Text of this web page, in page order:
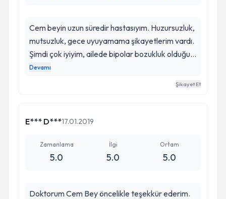
artıları cem beye borçluyum ne kadar teşekkür
etsem az umarım bu kötü dönemi geçiren diğer
hastalarında cem yalçın gibi bir doktorla
tanışabilme imkanı bulurlar.
Cem beyin uzun süredir hastasıyım. Huzursuzluk,
mutsuzluk, gece uyuyamama şikayetlerim vardı.
Şimdi çok iyiyim, ailede bipolar bozukluk olduğu
için bipolar bozukluğa ve huzursuz bacak
sendromuna dikkat çekip tedavim düzenlendi.
hastalar iyi olsunlar diye dua ediyorum.
Devamı
Şikayet Et
E*** D***17.01.2019
Zamanlama
5.0
İlgi
5.0
Ortam
5.0
Doktorum Cem Bey öncelikle teşekkür ederim.